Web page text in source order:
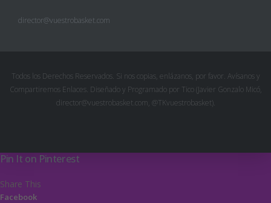
director@vuestrobasket.com
Todos los Derechos Reservados. Si nos copias, enlázanos, por favor. Avísanos y
Compartiremos Enlaces. Diseñado y Programado por Tico (Javier Gonzalo Micó,
director@vuestrobasket.com, @TKvuestrobasket).
Pin It on Pinterest
Share This
Facebook